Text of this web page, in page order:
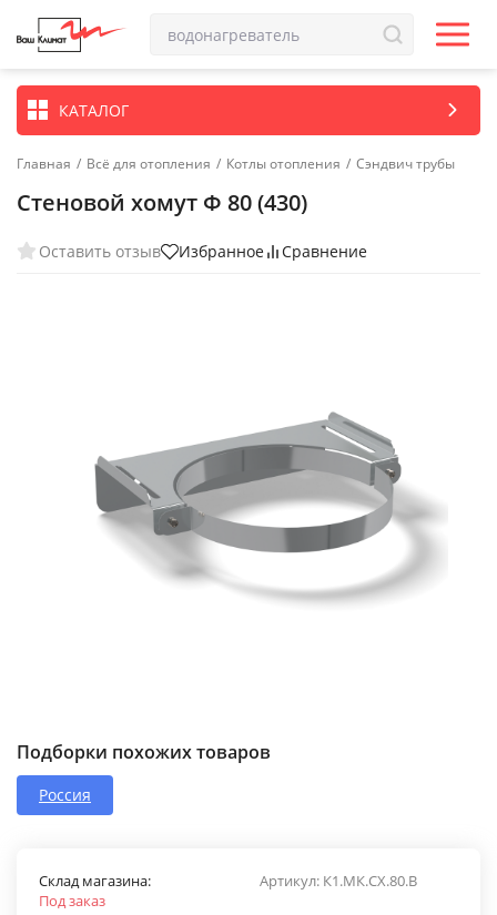
КАТАЛОГ
Главная / Всё для отопления / Котлы отопления / Сэндвич трубы
Стеновой хомут Ф 80 (430)
Оставить отзыв Избранное Сравнение
Подборки похожих товаров
Россия
Артикул: К1.МК.СХ.80.В
Склад магазина:
Под заказ